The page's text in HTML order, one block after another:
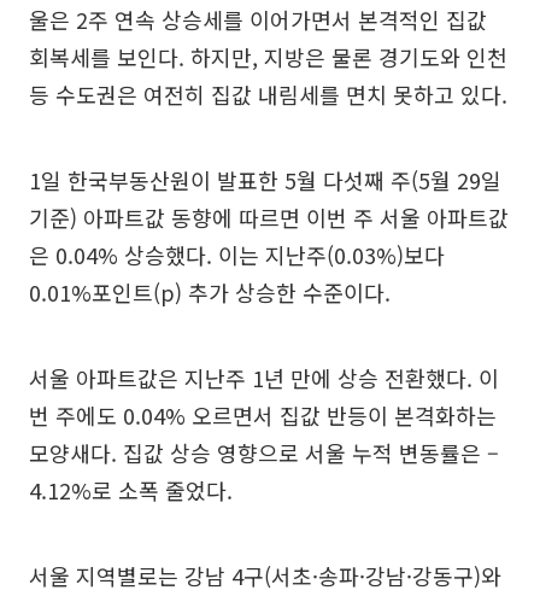
울은 2주 연속 상승세를 이어가면서 본격적인 집값
회복세를 보인다. 하지만, 지방은 물론 경기도와 인천
등 수도권은 여전히 집값 내림세를 면치 못하고 있다.
1일 한국부동산원이 발표한 5월 다섯째 주(5월 29일
기준) 아파트값 동향에 따르면 이번 주 서울 아파트값
은 0.04% 상승했다. 이는 지난주(0.03%)보다
0.01%포인트(p) 추가 상승한 수준이다.
서울 아파트값은 지난주 1년 만에 상승 전환했다. 이
번 주에도 0.04% 오르면서 집값 반등이 본격화하는
모양새다. 집값 상승 영향으로 서울 누적 변동률은 –
4.12%로 소폭 줄었다.
서울 지역별로는 강남 4구(서초·송파·강남·강동구)와